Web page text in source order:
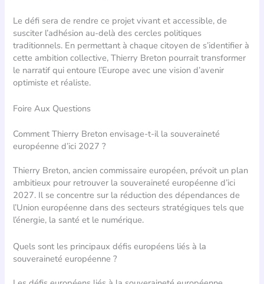
Le défi sera de rendre ce projet vivant et accessible, de
susciter l’adhésion au-delà des cercles politiques
traditionnels. En permettant à chaque citoyen de s’identifier à
cette ambition collective, Thierry Breton pourrait transformer
le narratif qui entoure l’Europe avec une vision d’avenir
optimiste et réaliste.
Foire Aux Questions
Comment Thierry Breton envisage-t-il la souveraineté
européenne d’ici 2027 ?
Thierry Breton, ancien commissaire européen, prévoit un plan
ambitieux pour retrouver la souveraineté européenne d’ici
2027. Il se concentre sur la réduction des dépendances de
l’Union européenne dans des secteurs stratégiques tels que
l’énergie, la santé et le numérique.
Quels sont les principaux défis européens liés à la
souveraineté européenne ?